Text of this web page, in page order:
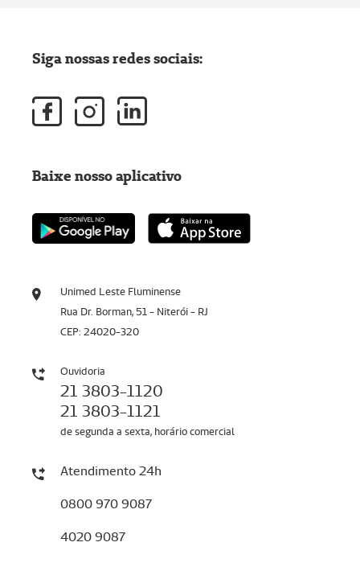
Unimed Leste Fluminense
Rua Dr. Borman, 51 - Niterói - RJ
CEP: 24020-320
Ouvidoria
21 3803-1120
21 3803-1121
de segunda a sexta, horário comercial
Atendimento 24h
0800 970 9087
4020 9087
Siga nossas redes sociais:
Baixe nosso aplicativo